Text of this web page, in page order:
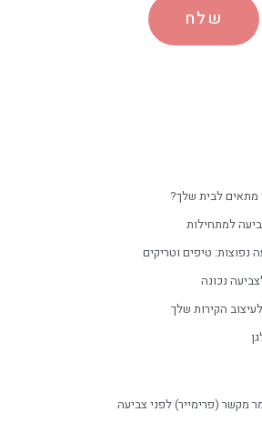
שלח
לבית שלך?
למתחילות
נפוצות: טיפים וטריקים
נכונה
הקירות שלך
מקשר (פרימייר) לפני צביעה